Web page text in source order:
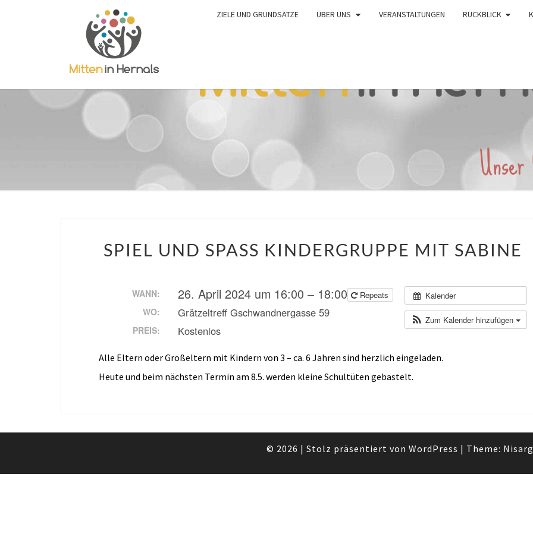
ZIELE UND GRUNDSÄTZE ÜBER UNS VERANSTALTUNGEN RÜCKBLICK
UND
SABINE
SPIEL UND SPASS KINDERGRUPPE MIT SABINE
Kalender
Zum Kalender hinzufügen
WANN: 26. April 2024 um 16:00 – 18:00 Repeats
WO: Grätzeltreff Gschwandnergasse 59
PREIS: Kostenlos
Alle Eltern oder Großeltern mit Kindern von 3 – ca. 6 Jahren sind herzlich eingeladen.
Heute und beim nächsten Termin am 8.5. werden kleine Schultüten gebastelt.
© 2026 | Stolz präsentiert von WordPress | Theme: Nisarg